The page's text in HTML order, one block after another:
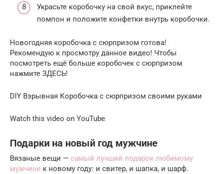
Украсьте коробочку на свой вкус, приклейте
помпон и положите конфетки внутрь коробочки.
Новогодняя коробочка с сюрпризом готова!
Рекомендую к просмотру данное видео! Чтобы
посмотреть ещё больше коробочек с сюрпризом
нажмите ЗДЕСЬ!
DIY Взрывная Коробочка с сюрпризом своими руками
Watch this video on YouTube
Подарки на новый год мужчине
Вязаные вещи — самый лучший подарок любимому
мужчине к новому году: и свитер, и шапка, и шарф.